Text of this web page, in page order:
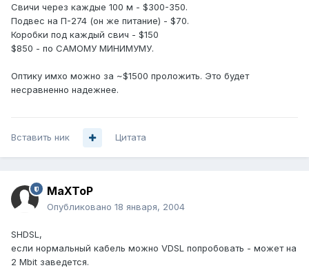
Свичи через каждые 100 м - $300-350.
Подвес на П-274 (он же питание) - $70.
Коробки под каждый свич - $150
$850 - по САМОМУ МИНИМУМУ.
Оптику имхо можно за ~$1500 проложить. Это будет
несравненно надежнее.
Вставить ник Цитата
MaXToP
Опубликовано 18 января, 2004
SHDSL,
если нормальный кабель можно VDSL попробовать - может на
2 Mbit заведется.